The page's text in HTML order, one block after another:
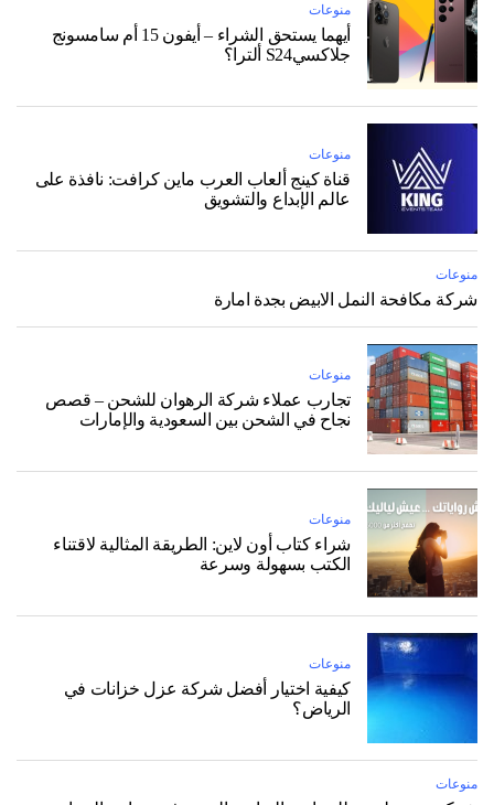
منوعات
أيهما يستحق الشراء – أيفون 15 أم سامسونج
جلاكسيS24 ألترا؟
منوعات
قناة كينج ألعاب العرب ماين كرافت: نافذة على
عالم الإبداع والتشويق
منوعات
شركة مكافحة النمل الابيض بجدة امارة
منوعات
تجارب عملاء شركة الرهوان للشحن – قصص
نجاح في الشحن بين السعودية والإمارات
منوعات
شراء كتاب أون لاين: الطريقة المثالية لاقتناء
الكتب بسهولة وسرعة
منوعات
كيفية اختيار أفضل شركة عزل خزانات في
الرياض؟
منوعات